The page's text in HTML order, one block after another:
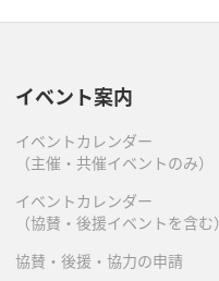
イベント案内
イベントカレンダー
（主催・共催イベントのみ）
イベントカレンダー
（協賛・後援イベントを含む）
協賛・後援・協力の申請